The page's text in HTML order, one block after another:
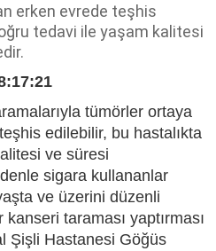
erken evrede teşhis
tedavi ile yaşam kalitesi
tümörler ortaya
edilebilir, bu hastalıkta
ve süresi
sigara kullananlar
ve üzerini düzenli
taraması yaptırması
Şişli Hastanesi Göğüs